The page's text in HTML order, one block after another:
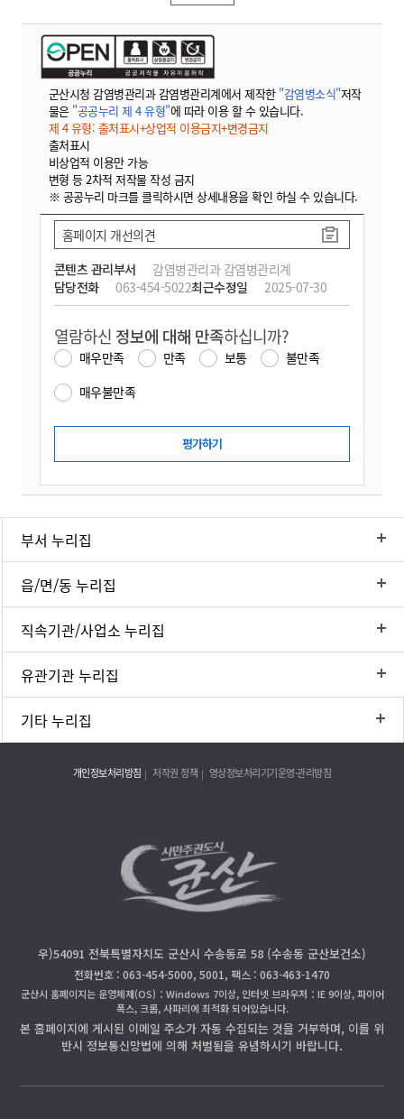
군산시청 감염병관리과 감염병관리계에서 제작한 "감염병소식"저작
물은 "공공누리 제 4 유형"에 따라 이용 할 수 있습니다.
제 4 유형: 출처표시+상업적 이용금지+변경금지
출처표시
비상업적 이용만 가능
변형 등 2차적 저작물 작성 금지
※ 공공누리 마크를 클릭하시면 상세내용을 확인 하실 수 있습니다.
콘텐츠 관리부서
감염병관리과 감염병관리계
담당전화
063-454-5022최근수정일 2025-07-30
홈페이지 개선의견
열람하신 정보에 대해 만족하십니까?
매우만족 만족 보통
불만족
매우불만족
부서 누리집
읍/면/동 누리집
직속기관/사업소 누리집
유관기관 누리집
기타 누리집
개인정보처리방침 저작권 정책 영상정보처리기기운영·관리방침
우)54091 전북특별자치도 군산시 수송동로 58 (수송동 군산보건소)
전화번호 : 063-454-5000, 5001, 팩스 : 063-463-1470
군산시 홈페이지는 운영체제(OS)：Windows 7이상, 인터넷 브라우저：IE 9이상, 파이어
폭스, 크롬, 사파리에 최적화 되어있습니다.
본 홈페이지에 게시된 이메일 주소가 자동 수집되는 것을 거부하며, 이를 위
반시 정보통신망법에 의해 처벌됨을 유념하시기 바랍니다.